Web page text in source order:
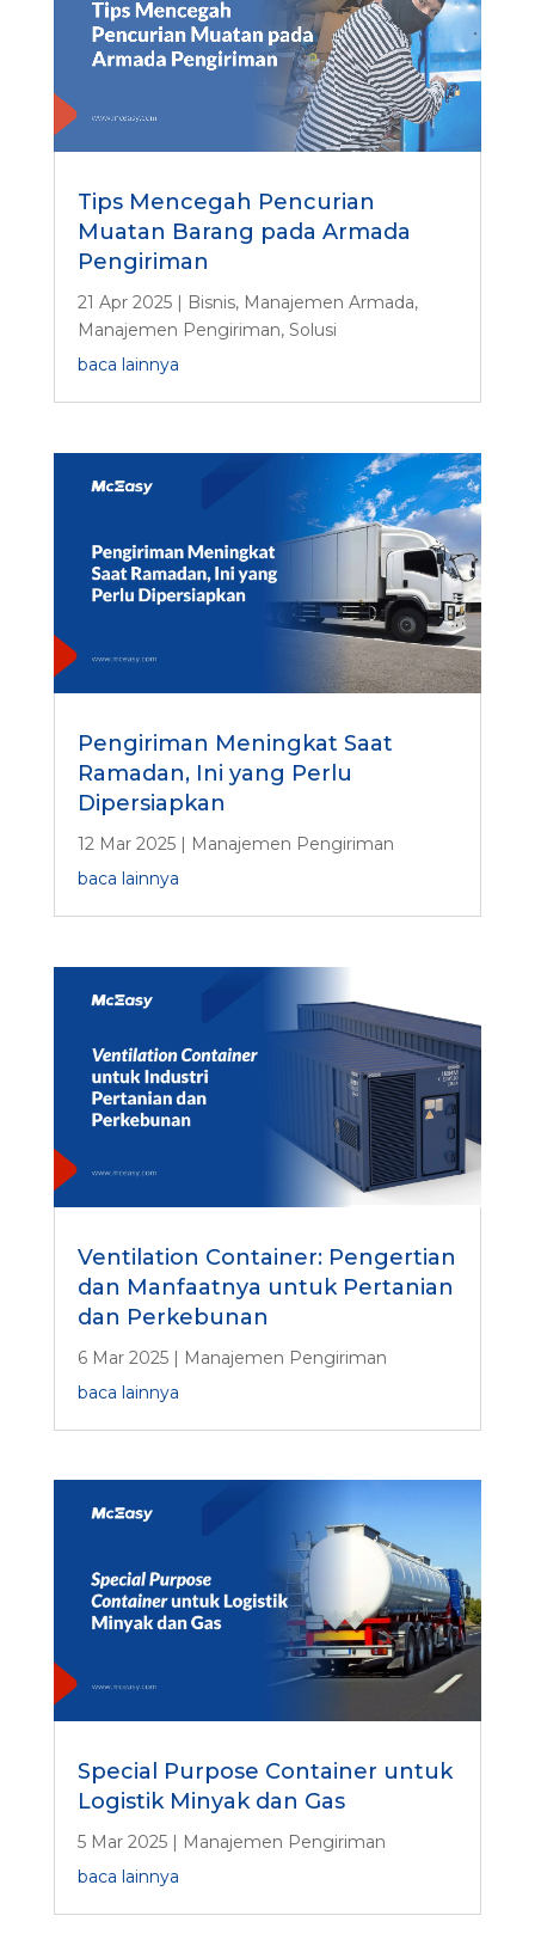
h
a
a
n
Tips Mencegah Pencurian
Muatan Barang pada Armada
Pengiriman
21 Apr 2025| Bisnis, Manajemen Armada,
Manajemen Pengiriman, Solusi
baca lainnya
Pengiriman Meningkat Saat
Ramadan, Ini yang Perlu
Dipersiapkan
12 Mar 2025|
Manajemen Pengiriman
baca lainnya
Ventilation Container: Pengertian
dan Manfaatnya untuk Pertanian
dan Perkebunan
6 Mar 2025| Manajemen Pengiriman
baca lainnya
Special Purpose Container untuk
Logistik Minyak dan Gas
5 Mar 2025| Manajemen Pengiriman
baca lainnya